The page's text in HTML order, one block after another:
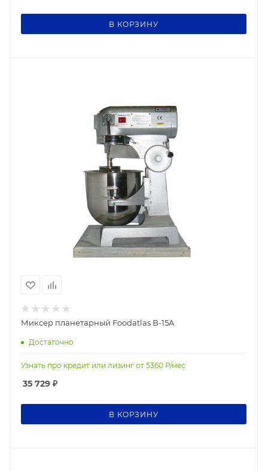
В КОРЗИНУ
Миксер планетарный Foodatlas B-15A
Достаточно
Узнать про кредит или лизинг от 5360 Р/мес
35 729 ₽
В КОРЗИНУ